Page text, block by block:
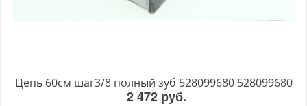
Цепь 60см шаг3/8 полный зуб 528099680 528099680
2 472 руб.